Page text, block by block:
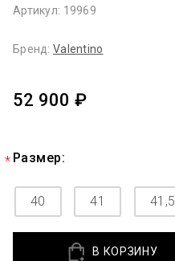
Артикул: 19969
Бренд: Valentino
52 900 ₽
Размер:
40 41 41,5
В КОРЗИНУ